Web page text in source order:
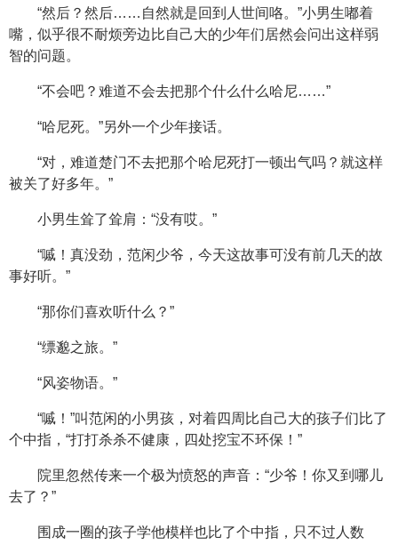
“然后？然后……自然就是回到人世间咯。”小男生嘟着
嘴，似乎很不耐烦旁边比自己大的少年们居然会问出这样弱
智的问题。
“不会吧？难道不会去把那个什么什么哈尼……”
“哈尼死。”另外一个少年接话。
“对，难道楚门不去把那个哈尼死打一顿出气吗？就这样
被关了好多年。”
小男生耸了耸肩：“没有哎。”
“嘁！真没劲，范闲少爷，今天这故事可没有前几天的故
事好听。”
“那你们喜欢听什么？”
“缥邈之旅。”
“风姿物语。”
“嘁！”叫范闲的小男孩，对着四周比自己大的孩子们比了
个中指，“打打杀杀不健康，四处挖宝不环保！”
院里忽然传来一个极为愤怒的声音：“少爷！你又到哪儿
去了？”
围成一圈的孩子学他模样也比了个中指，只不过人数